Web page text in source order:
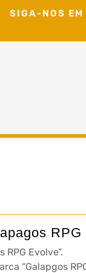
SIGA-NOS
RPG
Evolve”.
“Galapgos